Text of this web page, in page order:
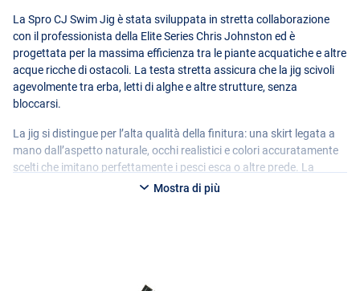
La Spro CJ Swim Jig è stata sviluppata in stretta collaborazione
con il professionista della Elite Series Chris Johnston ed è
progettata per la massima efficienza tra le piante acquatiche e altre
acque ricche di ostacoli. La testa stretta assicura che la jig scivoli
agevolmente tra erba, letti di alghe e altre strutture, senza
bloccarsi.
La jig si distingue per l’alta qualità della finitura: una skirt legata a
mano dall’aspetto naturale, occhi realistici e colori accuratamente
scelti che imitano perfettamente i pesci esca o altre prede. La
leggera protezione contro le erbacce protegge dai detriti, mentre
Mostra di più